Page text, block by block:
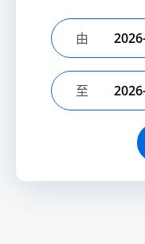
选择开始日
由
选择结束日
至